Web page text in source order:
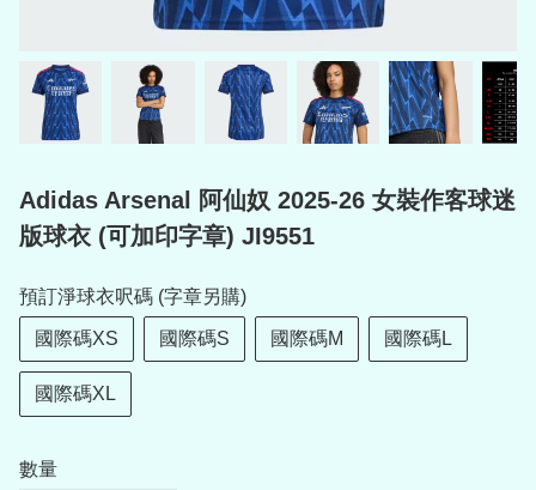
Adidas Arsenal 阿仙奴 2025-26 女裝作客球迷
版球衣 (可加印字章) JI9551
預訂淨球衣呎碼 (字章另購)
國際碼XS 國際碼S 國際碼M 國際碼L
國際碼XL
數量